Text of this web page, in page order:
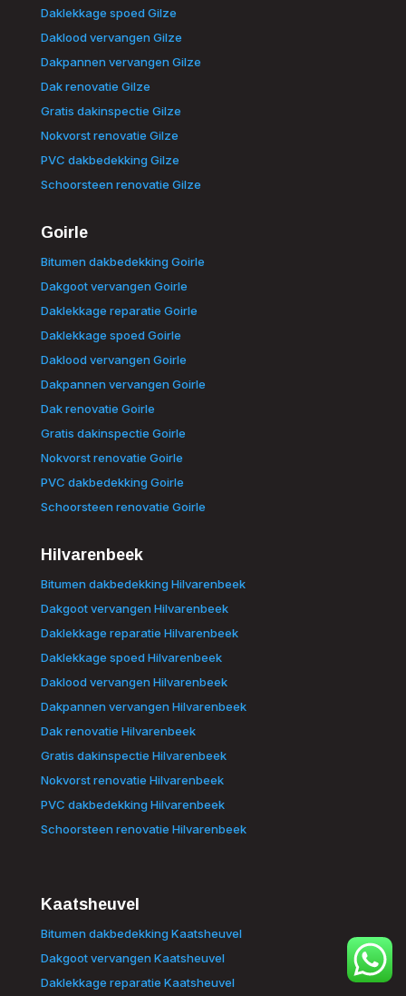
Daklekkage spoed Gilze
Daklood vervangen Gilze
Dakpannen vervangen Gilze
Dak renovatie Gilze
Gratis dakinspectie Gilze
Nokvorst renovatie Gilze
PVC dakbedekking Gilze
Schoorsteen renovatie Gilze
Goirle
Bitumen dakbedekking Goirle
Dakgoot vervangen Goirle
Daklekkage reparatie Goirle
Daklekkage spoed Goirle
Daklood vervangen Goirle
Dakpannen vervangen Goirle
Dak renovatie Goirle
Gratis dakinspectie Goirle
Nokvorst renovatie Goirle
PVC dakbedekking Goirle
Schoorsteen renovatie Goirle
Hilvarenbeek
Bitumen dakbedekking Hilvarenbeek
Dakgoot vervangen Hilvarenbeek
Daklekkage reparatie Hilvarenbeek
Daklekkage spoed Hilvarenbeek
Daklood vervangen Hilvarenbeek
Dakpannen vervangen Hilvarenbeek
Dak renovatie Hilvarenbeek
Gratis dakinspectie Hilvarenbeek
Nokvorst renovatie Hilvarenbeek
PVC dakbedekking Hilvarenbeek
Schoorsteen renovatie Hilvarenbeek
Kaatsheuvel
Bitumen dakbedekking Kaatsheuvel
Dakgoot vervangen Kaatsheuvel
Daklekkage reparatie Kaatsheuvel